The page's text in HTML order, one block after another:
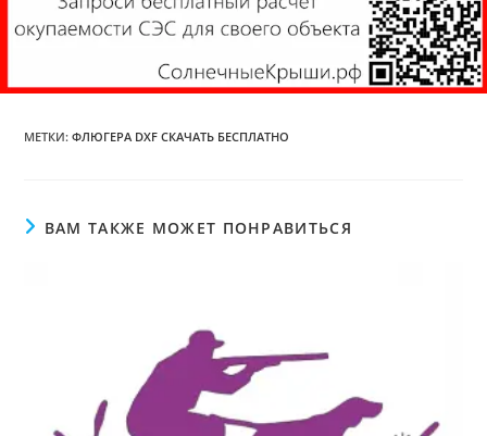
МЕТКИ:ФЛЮГЕРА DXF СКАЧАТЬ БЕСПЛАТНО
ВАМ ТАКЖЕ МОЖЕТ ПОНРАВИТЬСЯ